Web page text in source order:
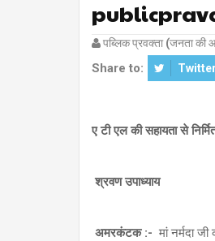
पब्लिक प्रवक्ता (जनता की
Share to: Twitter
ए टी एल की सहायता से
श्रवण उपाध्याय
अमरकंटक :- मां नर्मदा